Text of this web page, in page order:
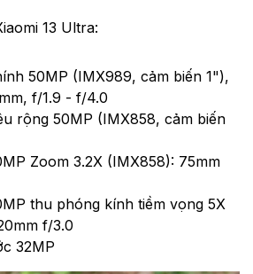
13 Ultra:
50MP (IMX989, cảm biến 1"),
f/1.9 - f/4.0
rộng 50MP (IMX858, cảm biến
Zoom 3.2X (IMX858): 75mm
thu phóng kính tiềm vọng 5X
f/3.0
32MP